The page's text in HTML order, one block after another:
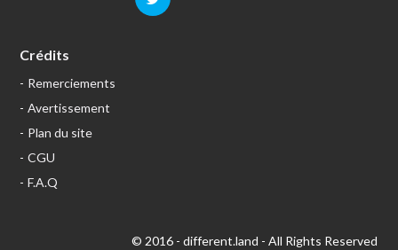
Crédits
Remerciements
Avertissement
Plan du site
CGU
F.A.Q
© 2016 - different.land - All Rights Reserved